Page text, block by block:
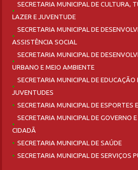
SECRETARIA MUNICIPAL DE CULTURA,
LAZER E JUVENTUDE
SECRETARIA MUNICIPAL DE
ASSISTÊNCIA SOCIAL
SECRETARIA MUNICIPAL DE
URBANO E MEIO AMBIENTE
SECRETARIA MUNICIPAL DE EDUCAÇÃO
JUVENTUDES
SECRETARIA MUNICIPAL DE ESPORTES
SECRETARIA MUNICIPAL DE GOVERNO
CIDADÃ
SECRETARIA MUNICIPAL DE SAÚDE
SECRETARIA MUNICIPAL DE SERVIÇOS